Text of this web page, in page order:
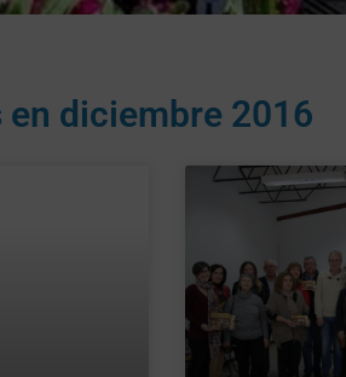
diciembre 2016